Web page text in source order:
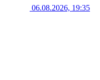
06.08.2026, 19:35